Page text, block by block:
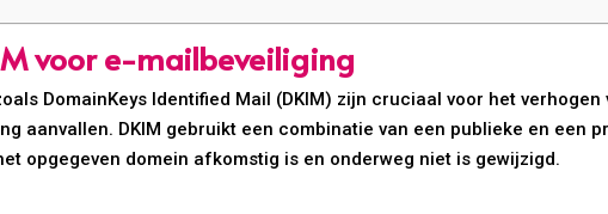
voor e-mailbeveiliging
DomainKeys Identified Mail (DKIM) zijn cruciaal voor het
aanvallen. DKIM gebruikt een combinatie van een publieke en een
opgegeven domein afkomstig is en onderweg niet is gewijzigd.